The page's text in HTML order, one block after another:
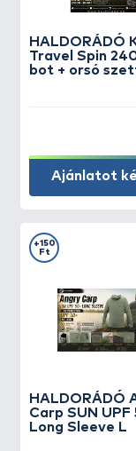
HALDORÁDÓ
Travel Spin
bot + orsó
Ajánlatot
HALDORÁDÓ
Carp SUN UPF
Long Sleeve L
+150
Ft